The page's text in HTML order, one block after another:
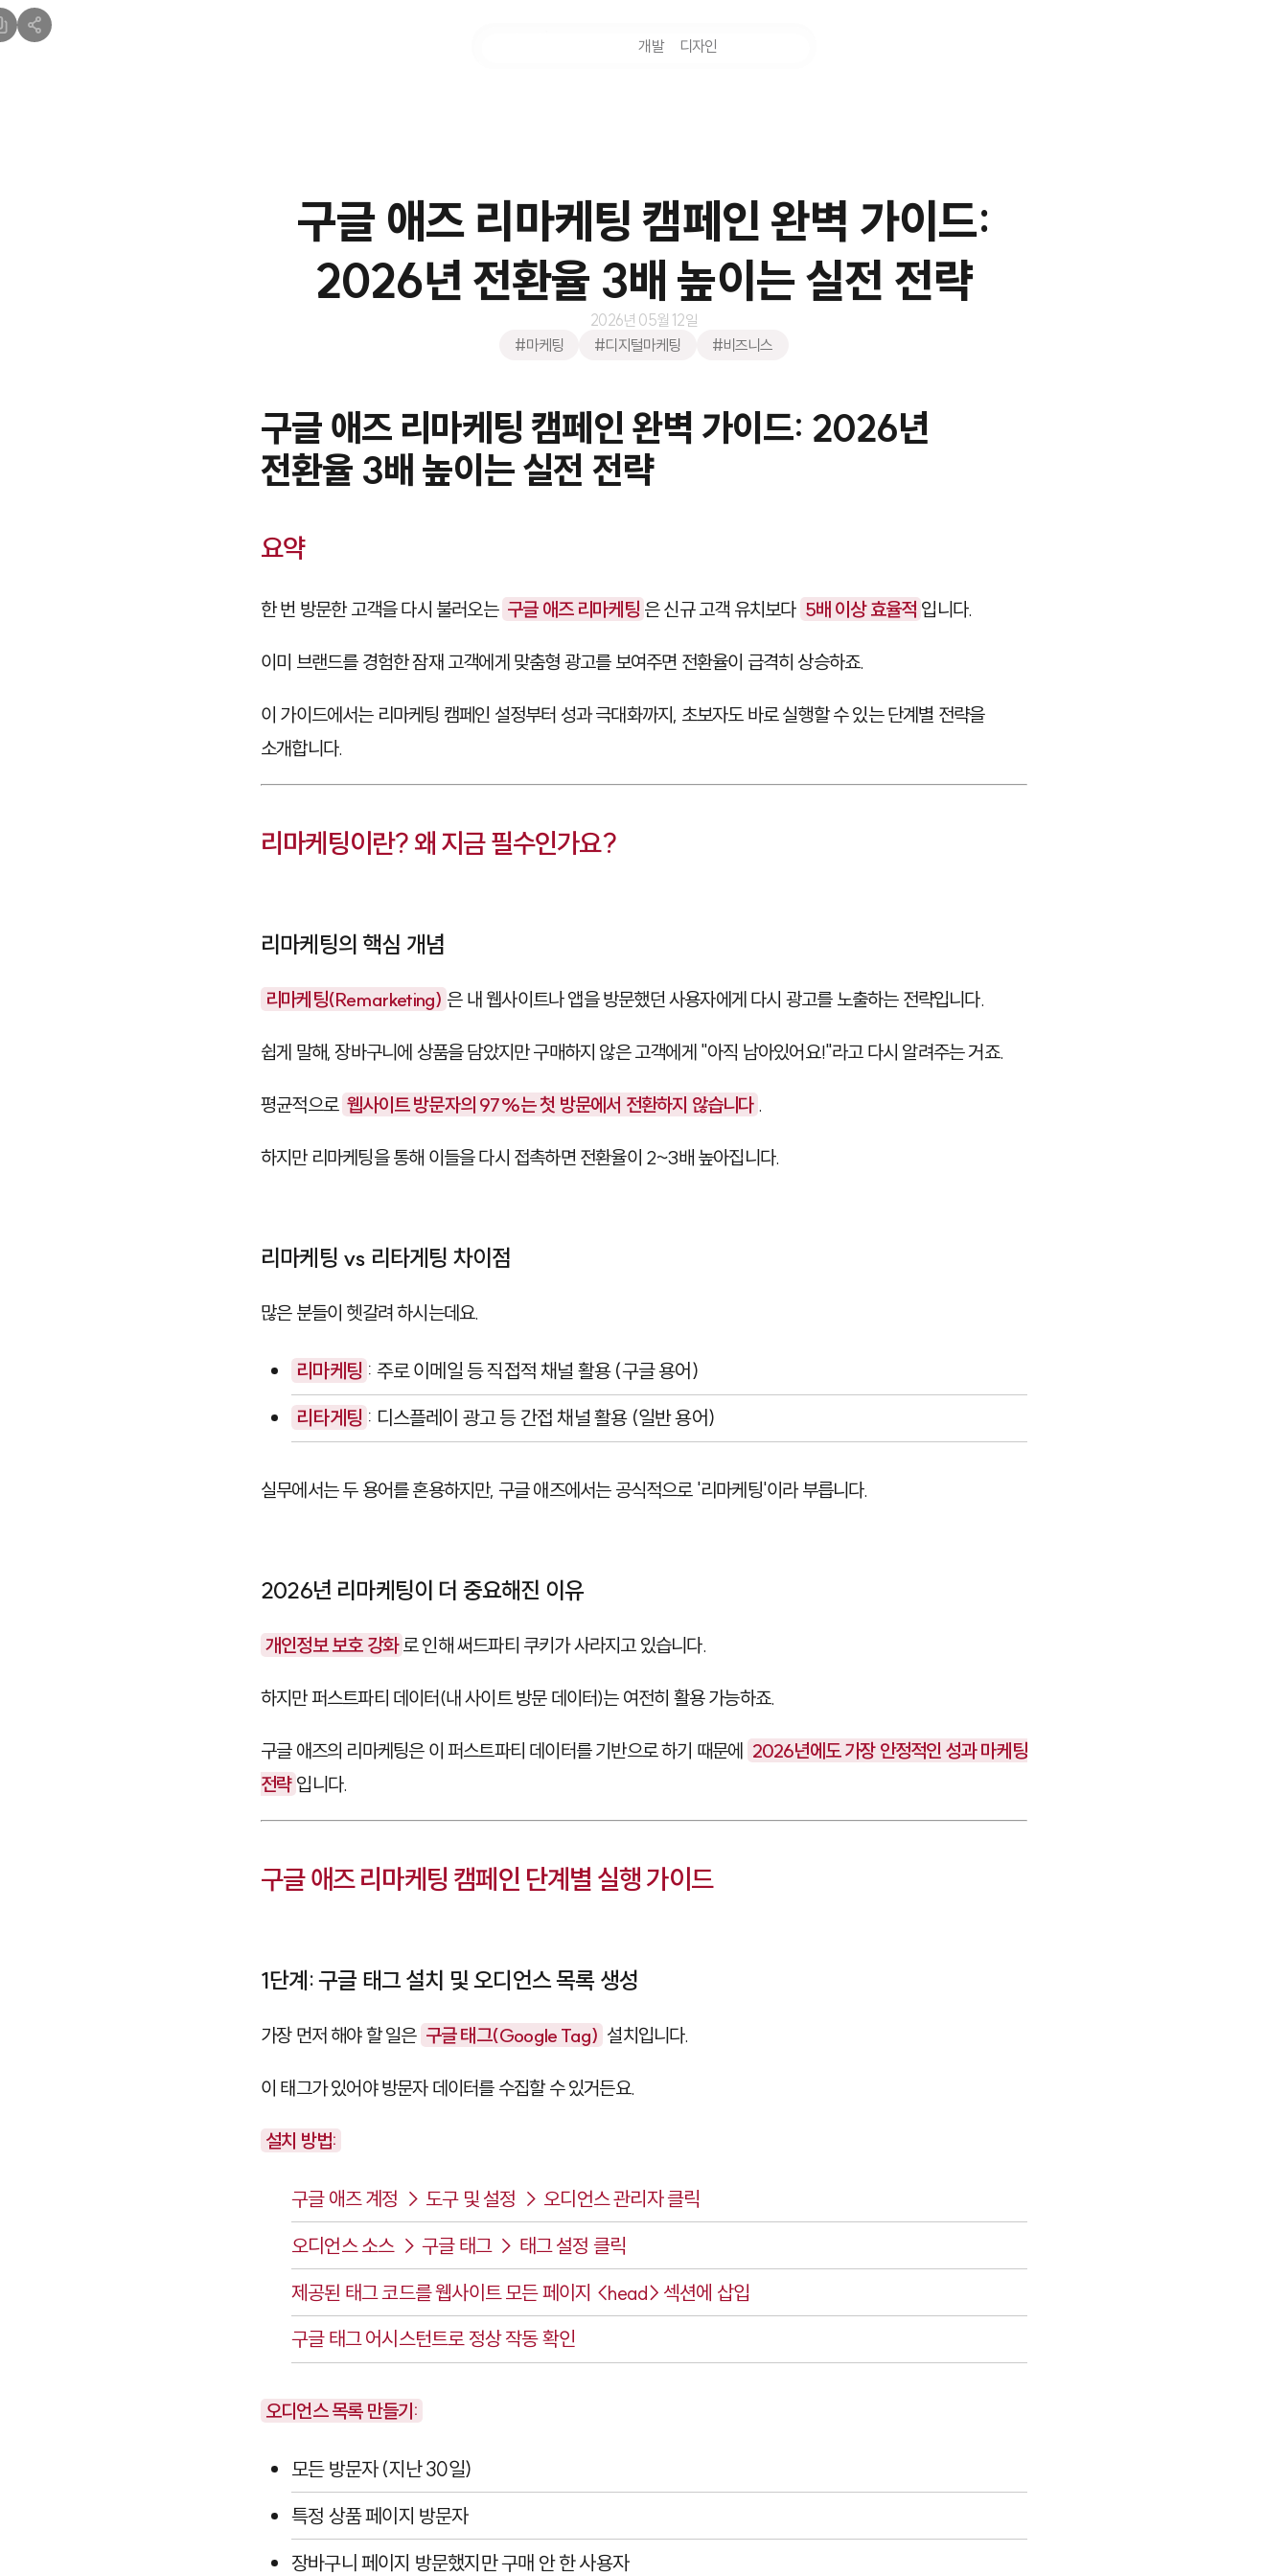
개발 디자인
구글 애즈 리마케팅 캠페인 완벽 가이드:
2026년 전환율 3배 높이는 실전 전략
2026년 05월 12일
#마케팅
#디지털마케팅 #비즈니스
구글 애즈 리마케팅 캠페인 완벽 가이드: 2026년
전환율 3배 높이는 실전 전략
요약
한 번 방문한 고객을 다시 불러오는 구글 애즈 리마케팅 은 신규 고객 유치보다 5배 이상 효율적 입니다.
이미 브랜드를 경험한 잠재 고객에게 맞춤형 광고를 보여주면 전환율이 급격히 상승하죠.
이 가이드에서는 리마케팅 캠페인 설정부터 성과 극대화까지, 초보자도 바로 실행할 수 있는 단계별 전략을
소개합니다.
리마케팅이란? 왜 지금 필수인가요?
리마케팅의 핵심 개념
리마케팅(Remarketing) 은 내 웹사이트나 앱을 방문했던 사용자에게 다시 광고를 노출하는 전략입니다.
쉽게 말해, 장바구니에 상품을 담았지만 구매하지 않은 고객에게 "아직 남아있어요!"라고 다시 알려주는 거죠.
평균적으로 웹사이트 방문자의 97%는 첫 방문에서 전환하지 않습니다 .
하지만 리마케팅을 통해 이들을 다시 접촉하면 전환율이 2~3배 높아집니다.
리마케팅 vs 리타게팅 차이점
많은 분들이 헷갈려 하시는데요.
리마케팅 : 주로 이메일 등 직접적 채널 활용 (구글 용어)
리타게팅 : 디스플레이 광고 등 간접 채널 활용 (일반 용어)
실무에서는 두 용어를 혼용하지만, 구글 애즈에서는 공식적으로 '리마케팅'이라 부릅니다.
2026년 리마케팅이 더 중요해진 이유
개인정보 보호 강화 로 인해 써드파티 쿠키가 사라지고 있습니다.
하지만 퍼스트파티 데이터(내 사이트 방문 데이터)는 여전히 활용 가능하죠.
구글 애즈의 리마케팅은 이 퍼스트파티 데이터를 기반으로 하기 때문에 2026년에도 가장 안정적인 성과 마케팅
전략 입니다.
구글 애즈 리마케팅 캠페인 단계별 실행 가이드
1단계: 구글 태그 설치 및 오디언스 목록 생성
가장 먼저 해야 할 일은 구글 태그(Google Tag) 설치입니다.
이 태그가 있어야 방문자 데이터를 수집할 수 있거든요.
설치 방법:
구글 애즈 계정 → 도구 및 설정 → 오디언스 관리자 클릭
오디언스 소스 → 구글 태그 → 태그 설정 클릭
제공된 태그 코드를 웹사이트 모든 페이지 <head> 섹션에 삽입
구글 태그 어시스턴트로 정상 작동 확인
오디언스 목록 만들기:
모든 방문자 (지난 30일)
특정 상품 페이지 방문자
장바구니 페이지 방문했지만 구매 안 한 사용자